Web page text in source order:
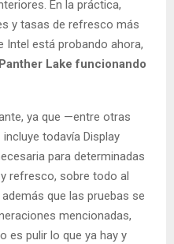
En la práctica,
y tasas de refresco más
Intel está probando ahora,
Lake funcionando
ya que —entre otras
todavía Display
para determinadas
refresco, sobre todo al
que las pruebas se
mencionadas,
es pulir lo que ya hay y